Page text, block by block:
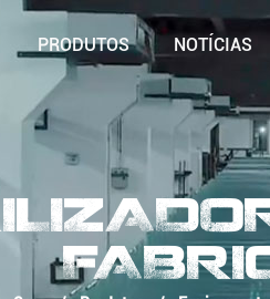
PRODUTOS NOTÍCIAS